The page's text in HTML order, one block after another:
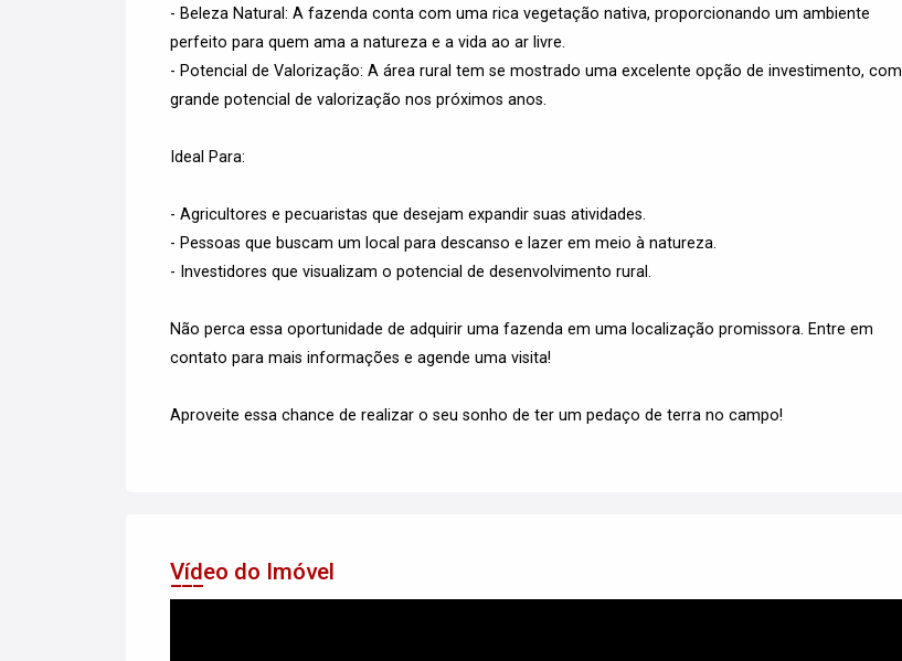
- Beleza Natural: A fazenda conta com uma rica vegetação nativa, proporcionando um ambiente
perfeito para quem ama a natureza e a vida ao ar livre.
- Potencial de Valorização: A área rural tem se mostrado uma excelente opção de investimento, com
grande potencial de valorização nos próximos anos.
Ideal Para:
- Agricultores e pecuaristas que desejam expandir suas atividades.
- Pessoas que buscam um local para descanso e lazer em meio à natureza.
- Investidores que visualizam o potencial de desenvolvimento rural.
Não perca essa oportunidade de adquirir uma fazenda em uma localização promissora. Entre em
contato para mais informações e agende uma visita!
Aproveite essa chance de realizar o seu sonho de ter um pedaço de terra no campo!
Vídeo do Imóvel